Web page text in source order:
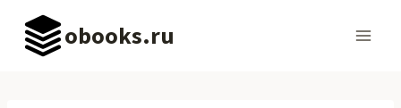
Перейти
содержимому
obooks.ru